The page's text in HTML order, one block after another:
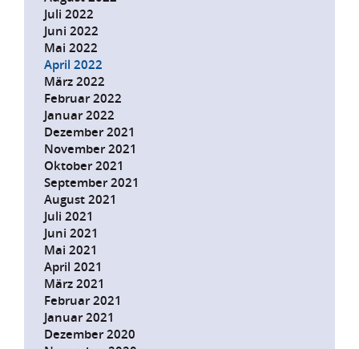
Juli 2022
Juni 2022
Mai 2022
April 2022
März 2022
Februar 2022
Januar 2022
Dezember 2021
November 2021
Oktober 2021
September 2021
August 2021
Juli 2021
Juni 2021
Mai 2021
April 2021
März 2021
Februar 2021
Januar 2021
Dezember 2020